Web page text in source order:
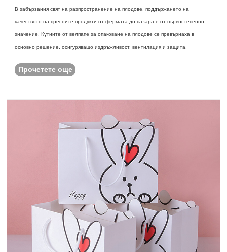
значение за съвременната дистрибуция на
плодове
В забързания свят на разпространение на плодове, поддържането на
качеството на пресните продукти от фермата до пазара е от първостепенно
значение. Кутиите от велпапе за опаковане на плодове се превърнаха в
основно решение, осигуряващо издръжливост, вентилация и защита.
Прочетете още